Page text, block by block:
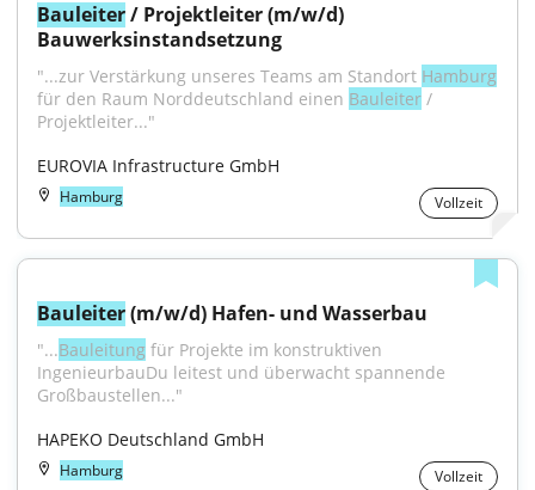
Bauleiter / Projektleiter (m/w/d)
Bauwerksinstandsetzung
"...zur Verstärkung unseres Teams am Standort Hamburg
für den Raum Norddeutschland einen Bauleiter /
Projektleiter..."
EUROVIA Infrastructure GmbH
Hamburg Vollzeit
Bauleiter (m/w/d) Hafen- und Wasserbau
"...Bauleitung für Projekte im konstruktiven
IngenieurbauDu leitest und überwacht spannende
Großbaustellen..."
HAPEKO Deutschland GmbH
Hamburg Vollzeit